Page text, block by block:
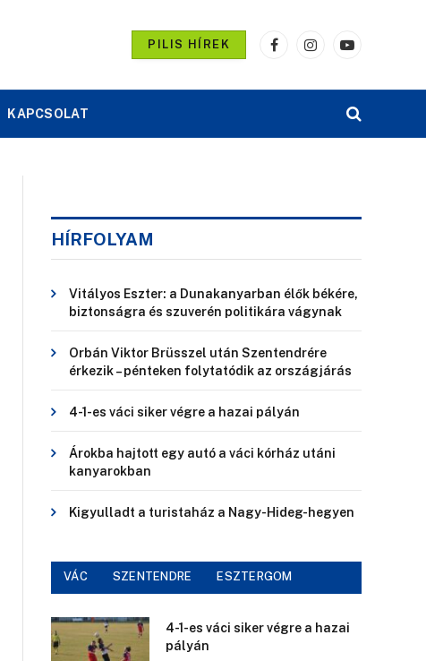
PILIS HÍREK
FacebookInstagramYouTube
KAPCSOLAT
HÍRFOLYAM
Vitályos Eszter: a Dunakanyarban élők békére,
biztonságra és szuverén politikára vágynak
Orbán Viktor Brüsszel után Szentendrére
érkezik – pénteken folytatódik az országjárás
4-1-es váci siker végre a hazai pályán
Árokba hajtott egy autó a váci kórház utáni
kanyarokban
Kigyulladt a turistaház a Nagy-Hideg-hegyen
VÁC SZENTENDRE ESZTERGOM
4-1-es váci siker végre a hazai
pályán